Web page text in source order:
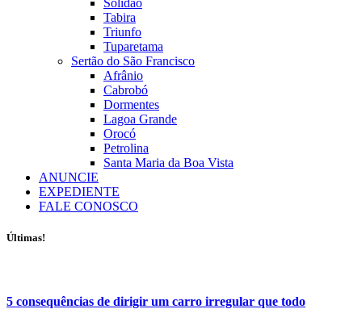
Solidão
Tabira
Triunfo
Tuparetama
Sertão do São Francisco
Afrânio
Cabrobó
Dormentes
Lagoa Grande
Orocó
Petrolina
Santa Maria da Boa Vista
ANUNCIE
EXPEDIENTE
FALE CONOSCO
Últimas!
5 consequências de dirigir um carro irregular que todo